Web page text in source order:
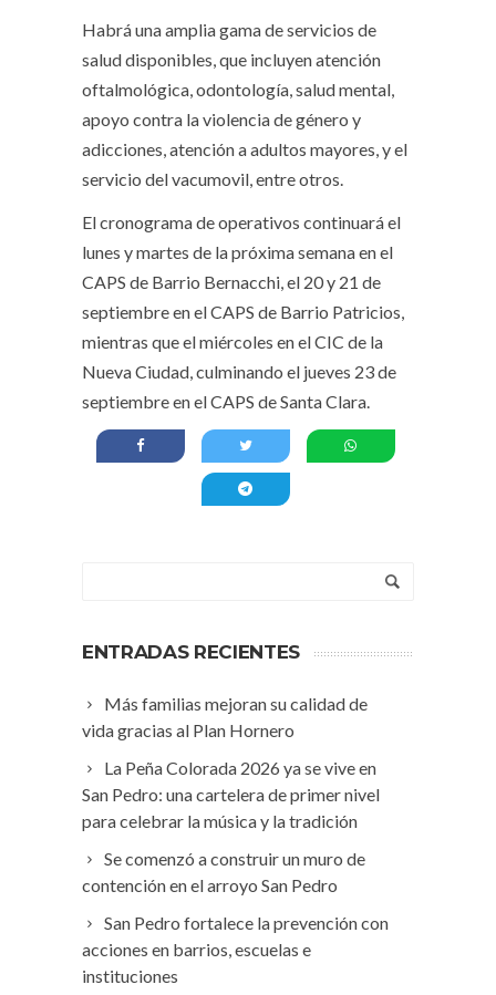
Habrá una amplia gama de servicios de
salud disponibles, que incluyen atención
oftalmológica, odontología, salud mental,
apoyo contra la violencia de género y
adicciones, atención a adultos mayores, y el
servicio del vacumovil, entre otros.
El cronograma de operativos continuará el
lunes y martes de la próxima semana en el
CAPS de Barrio Bernacchi, el 20 y 21 de
septiembre en el CAPS de Barrio Patricios,
mientras que el miércoles en el CIC de la
Nueva Ciudad, culminando el jueves 23 de
septiembre en el CAPS de Santa Clara.
ENTRADAS RECIENTES
Más familias mejoran su calidad de
vida gracias al Plan Hornero
La Peña Colorada 2026 ya se vive en
San Pedro: una cartelera de primer nivel
para celebrar la música y la tradición
Se comenzó a construir un muro de
contención en el arroyo San Pedro
San Pedro fortalece la prevención con
acciones en barrios, escuelas e
instituciones